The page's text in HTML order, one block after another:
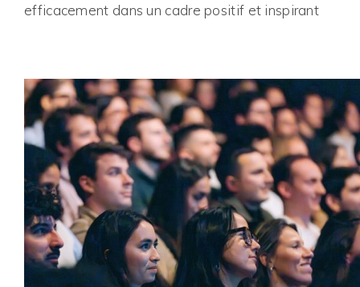
efficacement dans un cadre positif et inspirant